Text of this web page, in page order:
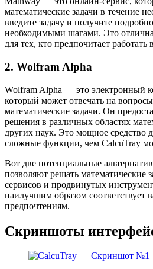
математические задачи в течение
введите задачу и получите
необходимыми шагами. Это
для тех, кто предпочитает работать
2. Wolfram Alpha
Wolfram Alpha — это электронный
который может отвечать на
математические задачи. Он
решения в различных областях
других наук. Это мощное средство
сложные функции, чем CalcuTray
Вот две потенциальные
позволяют решать математические
сервисов и продвинутых
наилучшим образом соответствует
предпочтениям.
Скриншоты